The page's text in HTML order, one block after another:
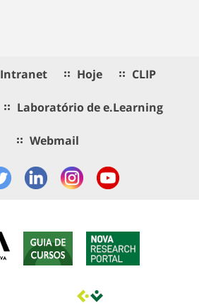
Intranet Hoje CLIP
Laboratório de e.Learning
Webmail